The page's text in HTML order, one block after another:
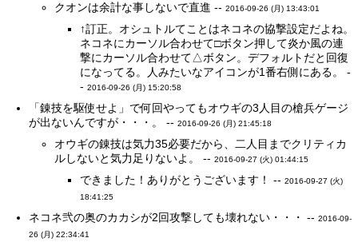
クオンは余計な事しないで直進 --2016-09-26 (月) 13:43:01
↑訂正。オシュトルてことはネコネの協撃設定だよね。
ネコネにカーソル合わせて□ボタン押して炎か風の連
撃にカーソル合わせて△ボタン。デフォルトだと回復
になってる。人みたいなアイコンが1番右側にある。 -
-2016-09-26 (月) 15:20:58
「錬技を駆使せよ」で何回やってもオウギの3人目の槍兵ゲージ
が出ないんですが・・・。 --2016-09-26 (月) 21:45:18
オウギの錬技は気力35必要だから、二人目までクリティカ
ルしないと気力足りないよ。 --2016-09-27 (火) 01:44:15
できました！ありがとうございます！ --2016-09-27 (火)
18:41:25
ネコネ弐の奥のカカシが2回攻撃しても壊れない・・・ --2016-09-
26 (月) 22:34:41